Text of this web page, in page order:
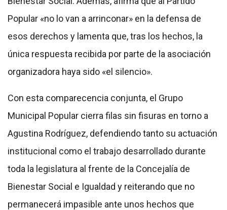
Popular «no lo van a arrinconar» en la defensa de
esos derechos y lamenta que, tras los hechos, la
única respuesta recibida por parte de la asociación
organizadora haya sido «el silencio».
Con esta comparecencia conjunta, el Grupo
Municipal Popular cierra filas sin fisuras en torno a
Agustina Rodríguez, defendiendo tanto su actuación
institucional como el trabajo desarrollado durante
toda la legislatura al frente de la Concejalía de
Bienestar Social e Igualdad y reiterando que no
permanecerá impasible ante unos hechos que